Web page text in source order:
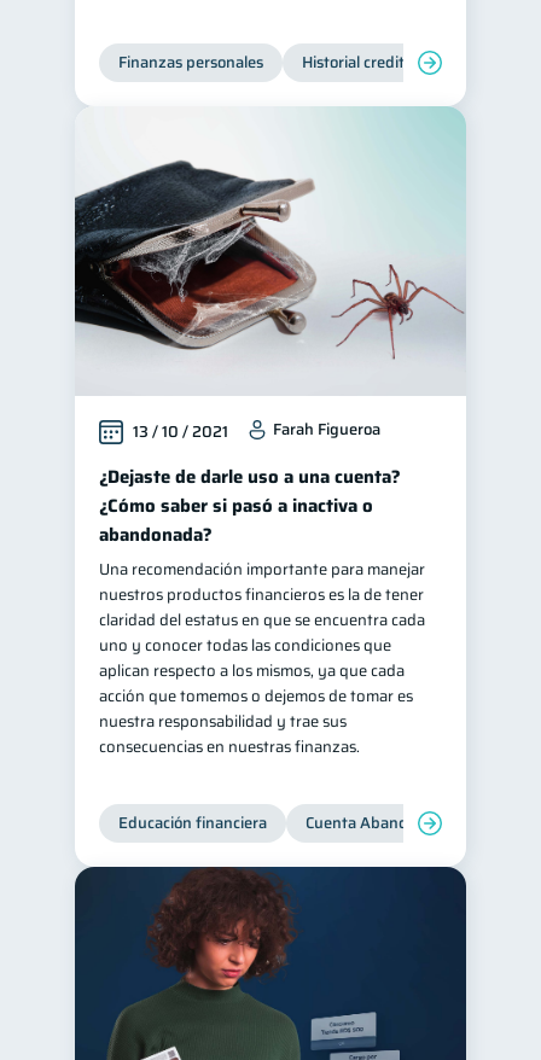
Finanzas personales Historial crediticio
13 / 10 / 2021 Farah Figueroa
¿Dejaste de darle uso a una cuenta?
¿Cómo saber si pasó a inactiva o
abandonada?
Una recomendación importante para manejar
nuestros productos financieros es la de tener
claridad del estatus en que se encuentra cada
uno y conocer todas las condiciones que
aplican respecto a los mismos, ya que cada
acción que tomemos o dejemos de tomar es
nuestra responsabilidad y trae sus
consecuencias en nuestras finanzas.
Educación financiera Cuenta Abandonada